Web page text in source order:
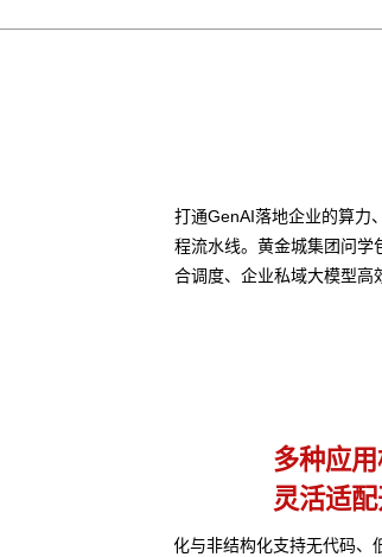
打通GenAI落地企业的算力
程流水线。黄金城集团问学
合调度、企业私域大模型高
多种应用构建方式
灵活适配开箱即用
支持无代码、低代码、全代